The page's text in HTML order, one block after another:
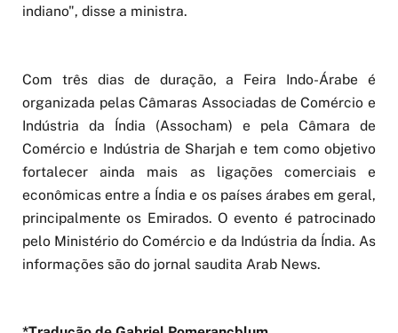
indiano", disse a ministra.
Com três dias de duração, a Feira Indo-Árabe é
organizada pelas Câmaras Associadas de Comércio e
Indústria da Índia (Assocham) e pela Câmara de
Comércio e Indústria de Sharjah e tem como objetivo
fortalecer ainda mais as ligações comerciais e
econômicas entre a Índia e os países árabes em geral,
principalmente os Emirados. O evento é patrocinado
pelo Ministério do Comércio e da Indústria da Índia. As
informações são do jornal saudita Arab News.